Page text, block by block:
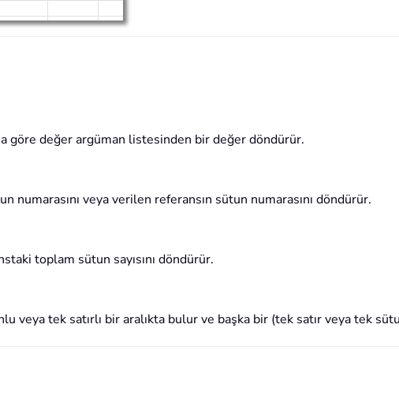
göre değer argüman listesinden bir değer döndürür.
veya verilen referansın sütun numarasını döndürür.
toplam sütun sayısını döndürür.
veya tek satırlı bir aralıkta bulur ve başka bir (tek satır veya tek